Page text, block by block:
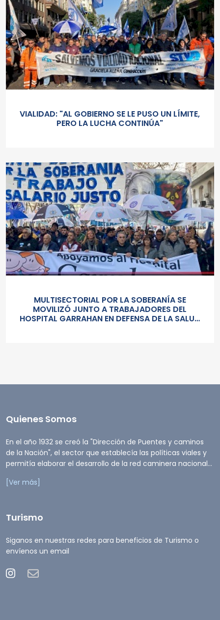
VIALIDAD: "AL GOBIERNO SE LE PUSO UN LÍMITE,
PERO LA LUCHA CONTINÚA"
MULTISECTORIAL POR LA SOBERANÍA SE
MOVILIZÓ JUNTO A TRABAJADORES DEL
HOSPITAL GARRAHAN EN DEFENSA DE LA SALUD
Quienes Somos
En el año 1932 se creó la "Dirección de Puentes y caminos
de la Nación", el sector que establecía las políticas viales y
permitía elaborar el desarrollo de la red caminera nacional...
[Ver más]
Turismo
Siganos en nuestras redes para beneficios de Turismo o
envíenos un email